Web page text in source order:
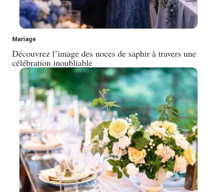
Mariage
Découvrez l’image des noces de saphir à travers une
célébration inoubliable